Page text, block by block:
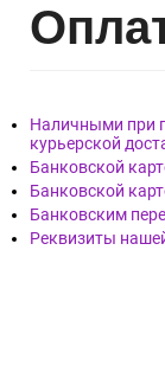
Опл
Наличными при
курьерской
Банковской
Банковской
Банковским
Реквизиты